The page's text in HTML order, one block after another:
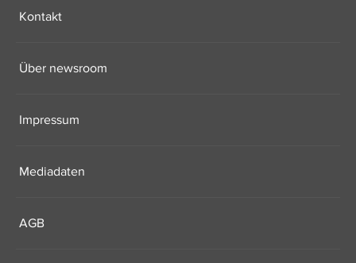
Kontakt
Über newsroom
Impressum
Mediadaten
AGB